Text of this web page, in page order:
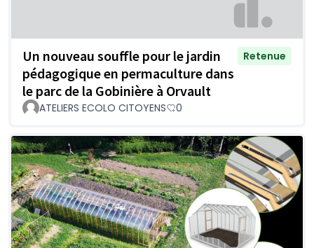
Un nouveau souffle pour le jardin
pédagogique en permaculture dans
le parc de la Gobinière à Orvault
Retenue
ATELIERS ECOLO CITOYENS 0